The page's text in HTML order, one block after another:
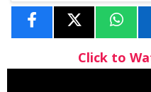
Click to